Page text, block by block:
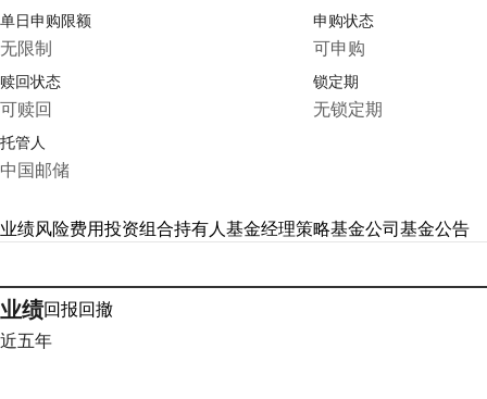
单日申购限额
无限制
申购状态
可申购
赎回状态
可赎回
锁定期
无锁定期
托管人
中国邮储
业绩风险费用投资组合持有人基金经理策略基金公司基金公告
业绩回报回撤
近五年